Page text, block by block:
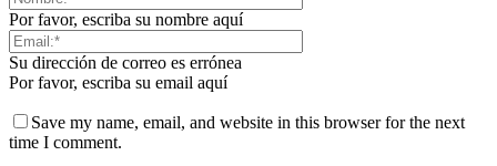
Por favor, escriba su nombre aquí
Su dirección de correo es errónea
Por favor, escriba su email aquí
Save my name, email, and website in this browser for the next
time I comment.